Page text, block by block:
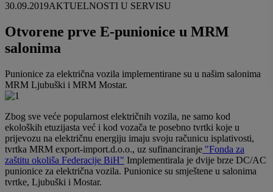
30.09.2019AKTUELNOSTI U SERVISU
Otvorene prve E-punionice u MRM
salonima
Punionice za električna vozila implementirane su u našim salonima
MRM Ljubuški i MRM Mostar.
Zbog sve veće popularnost električnih vozila, ne samo kod
ekoloških etuzijasta već i kod vozača te posebno tvrtki koje u
prijevozu na električnu energiju imaju svoju računicu isplativosti,
tvrtka MRM export-import.d.o.o., uz sufinanciranje "Fonda za
zaštitu okoliša Federacije BiH" Implementirala je dvije brze DC/AC
punionice za električna vozila. Punionice su smještene u salonima
tvrtke, Ljubuški i Mostar.